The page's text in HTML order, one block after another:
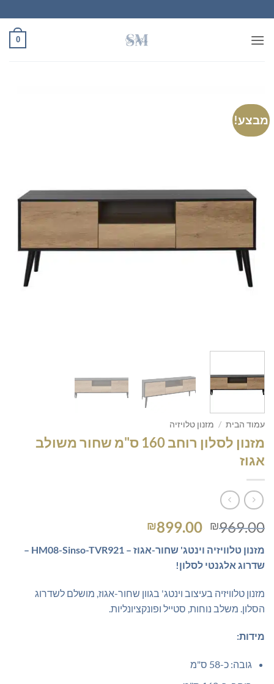
to
content
0
מבצע!
עמוד הבית / מזנון טלויזיה
מזנון לסלון רוחב 160 ס"מ שחור משולב
אגוז
₪969.00
המחיר
היה:
₪969.00.
₪899.00
הוא:
מזנון טלוויזיה וינטג' שחור-אגוז – HM08-Sinso-TVR921 –
שדרוג אלגנטי לסלון!
מזנון טלוויזיה בעיצוב וינטג' בגוון שחור-אגוז, מושלם לשדרוג
הסלון. משלב נוחות, סטייל ופונקציונליות.
מידות:
גובה: כ-58 ס"מ